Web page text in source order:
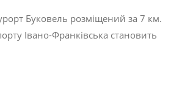
Буковель розміщений за 7 км.
Івано-Франківська становить